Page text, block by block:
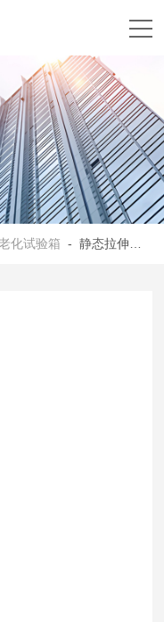
化试验箱 - 静态拉伸臭氧老化试验箱